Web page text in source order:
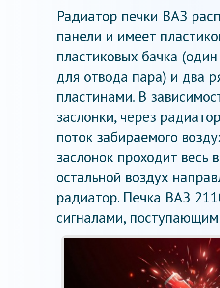
Радиатор печки ВАЗ
панели и имеет
пластиковых бачка
для отвода пара) и два
пластинами. В
заслонки, через
поток забираемого
заслонок проходит весь
остальной воздух
радиатор. Печка ВАЗ
сигналами,